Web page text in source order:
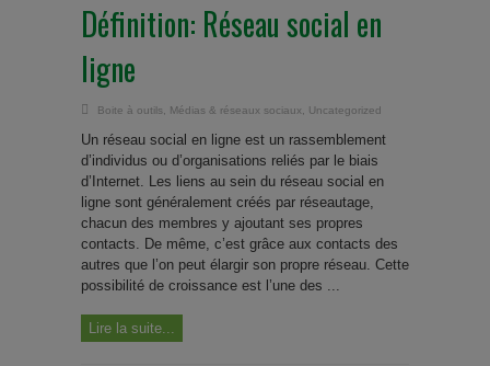
Définition: Réseau social en
ligne
Boite à outils Médias & réseaux sociaux Uncategorized
Un réseau social en ligne est un rassemblement
d’individus ou d’organisations reliés par le biais
d’Internet. Les liens au sein du réseau social en
ligne sont généralement créés par réseautage,
chacun des membres y ajoutant ses propres
contacts. De même, c’est grâce aux contacts des
autres que l’on peut élargir son propre réseau. Cette
possibilité de croissance est l’une des ...
Lire la suite...